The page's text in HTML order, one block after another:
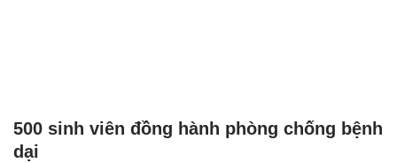
500 sinh viên đồng hành phòng chống bệnh
dại